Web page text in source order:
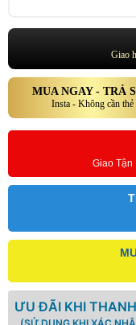
Giao
MUA NGAY - TRẢ
Insta - Không cần thẻ
Giao Tận
ƯU ĐÃI KHI